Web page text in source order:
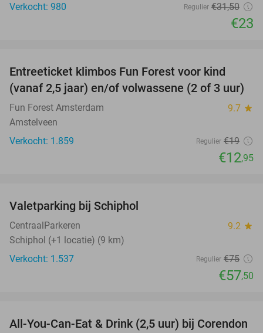
Verkocht: 980
Regulier €31,50
€23
Entreeticket klimbos Fun Forest voor kind
(vanaf 2,5 jaar) en/of volwassene (2 of 3 uur)
Fun Forest Amsterdam 9.7 star
Amstelveen
Verkocht: 1.859
Regulier €19
€12,95
Valetparking bij Schiphol
CentraalParkeren 9.2 star
Schiphol (+1 locatie) (9 km)
Verkocht: 1.537
Regulier €75
€57,50
37%
All-You-Can-Eat & Drink (2,5 uur) bij Corendon